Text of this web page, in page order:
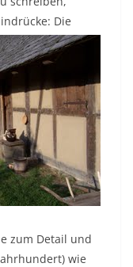
: Die
zum Detail und
wie